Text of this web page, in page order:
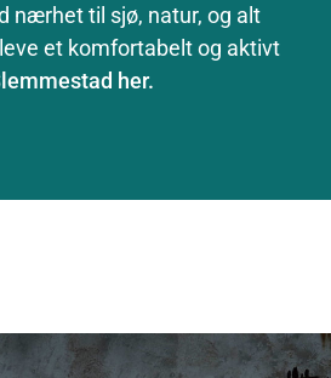
nærhet til sjø, natur, og alt
et komfortabelt og aktivt
her.